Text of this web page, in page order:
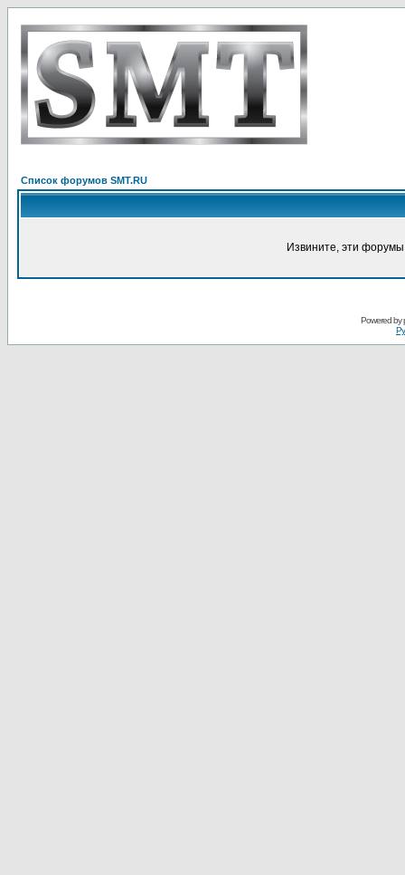
Список форумов SMT.RU
Извините, эти
Powered by